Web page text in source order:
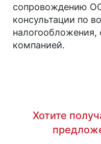
сопровождению
консультации по
налогообложения,
компанией.
Хотите